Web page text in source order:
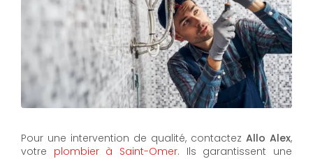
Pour une intervention de qualité, contactez Allo Alex,
votre plombier à Saint-Omer. Ils garantissent une